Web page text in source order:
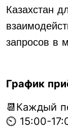
Казахстан
запросов в
График
📆Каждый
⏲ 15:00-